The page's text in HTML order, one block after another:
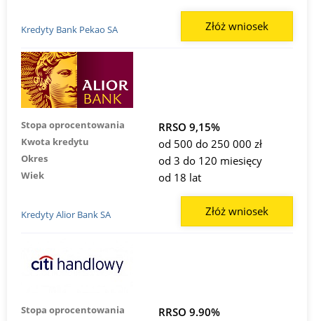
Kredyty Bank Pekao SA Złóż wniosek
Stopa oprocentowania RRSO 9,15%
Kwota kredytu od 500 do 250 000 zł
Okres od 3 do 120 miesięcy
Wiek od 18 lat
Kredyty Alior Bank SA Złóż wniosek
Stopa oprocentowania RRSO 9.90%